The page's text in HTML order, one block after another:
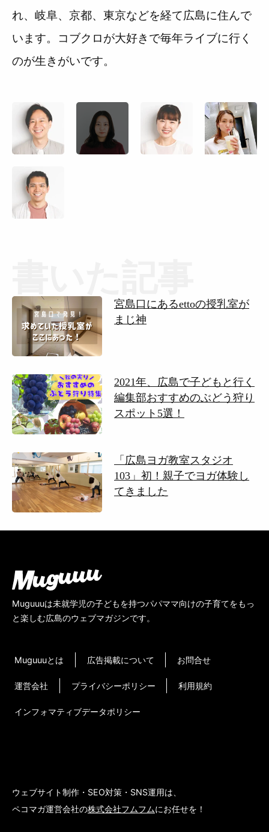
れ、岐阜、京都、東京などを経て広島に住んで
います。コブクロが大好きで毎年ライブに行く
のが生きがいです。
宮島口にあるettoの授乳室が
まじ神
2021年、広島で子どもと行く
編集部おすすめのぶどう狩り
スポット5選！
「広島ヨガ教室スタジオ
103」初！親子でヨガ体験し
てきました
Muguuuは未就学児の子どもを持つパパママ向けの子育てをもっ
と楽しむ広島のウェブマガジンです。
Muguuuとは 広告掲載について お問合せ
運営会社 プライバシーポリシー 利用規約
インフォマティブデータポリシー
ウェブサイト制作・SEO対策・SNS運用は、
ペコマガ運営会社の株式会社フムフムにお任せを！